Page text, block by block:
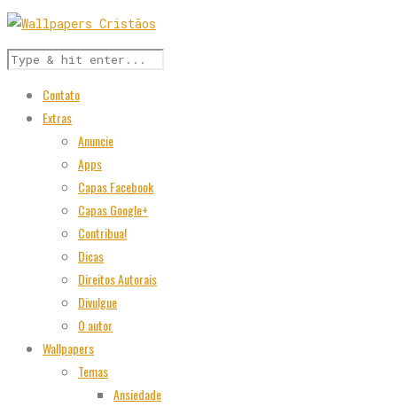
Contato
Extras
Anuncie
Apps
Capas Facebook
Capas Google+
Contribua!
Dicas
Direitos Autorais
Divulgue
O autor
Wallpapers
Temas
Ansiedade